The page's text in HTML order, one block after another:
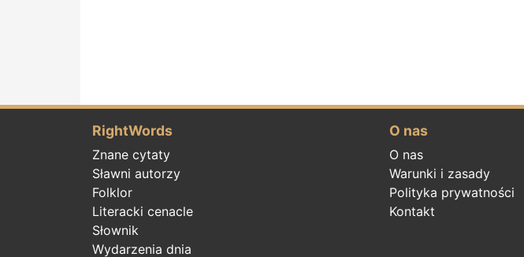
RightWords
Znane cytaty
Sławni autorzy
Folklor
Literacki cenacle
Słownik
Wydarzenia dnia
O nas
O nas
Warunki i zasady
Polityka prywatności
Kontakt